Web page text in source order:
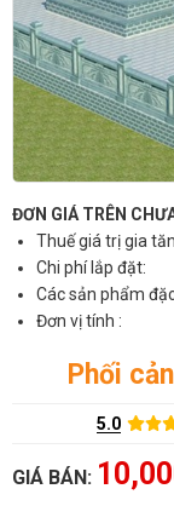
ĐƠN GIÁ TRÊN
Thuế giá trị gia
Chi phí lắp đặt:
Các sản phẩm
Đơn vị tính :
Phối
5.0
GIÁ BÁN: